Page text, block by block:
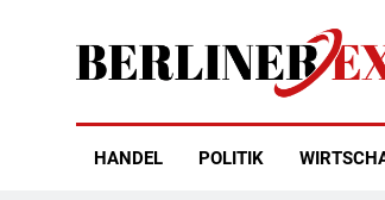
Berliner
HANDEL POLITIK